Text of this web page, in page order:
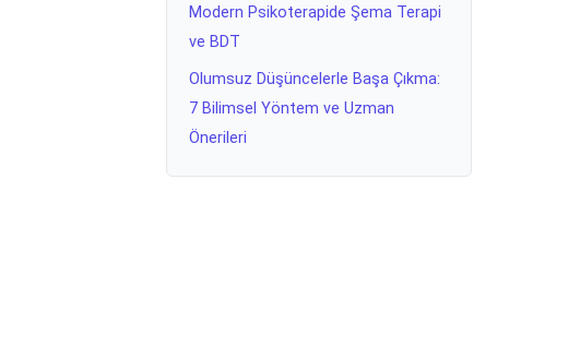
Modern Psikoterapide Şema Terapi
ve BDT
Olumsuz Düşüncelerle Başa Çıkma:
7 Bilimsel Yöntem ve Uzman
Önerileri